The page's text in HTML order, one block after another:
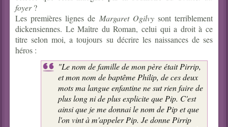
foyer?
Les premières lignes de Margaret Ogilvy sont terriblement
dickensiennes. Le Maître du Roman, celui qui a droit à ce
titre selon moi, a toujours su décrire les naissances de ses
héros :
"Le nom de famille de mon père était Pirrip,
et mon nom de baptême Philip, de ces deux
mots ma langue enfantine ne sut rien faire de
plus long ni de plus explicite que Pip. C'est
ainsi que je me donnai le nom de Pip et que
l'on vint à m'appeler Pip. Je donne Pirrip